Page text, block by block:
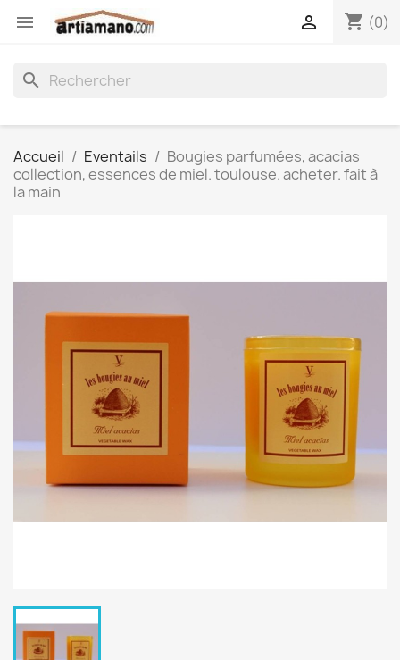
 shopping_cart (0)

search
Accueil Eventails
Bougies parfumées, acacias
collection, essences de miel. toulouse. acheter. fait à
la main